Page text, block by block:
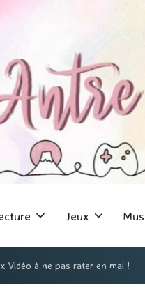
Jeux
Vidéo à ne pas rater en mai !